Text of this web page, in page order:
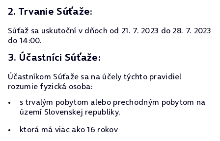
2. Trvanie Súťaže:
Súťaž sa uskutoční v dňoch od 21. 7. 2023 do 28. 7. 2023
do 14:00.
3. Účastníci Súťaže:
Účastníkom Súťaže sa na účely týchto pravidiel
rozumie fyzická osoba:
s trvalým pobytom alebo prechodným pobytom na
území Slovenskej republiky,
ktorá má viac ako 16 rokov